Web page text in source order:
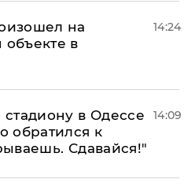
на
в
14:24
в Одессе
обратился к
Сдавайся!"
14:09